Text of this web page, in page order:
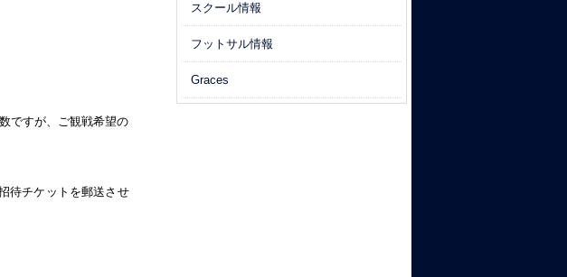
ですが、ご観戦希望の
待チケットを郵送させ
スクール情報
フットサル情報
Graces